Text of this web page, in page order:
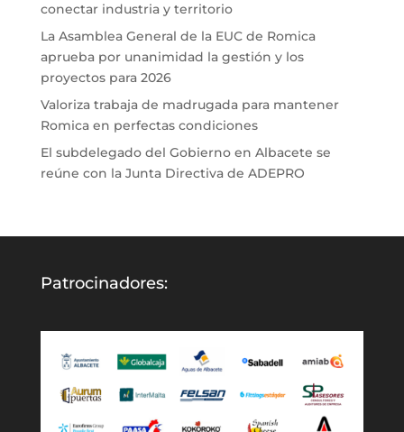
conectar industria y territorio
La Asamblea General de la EUC de Romica
aprueba por unanimidad la gestión y los
proyectos para 2026
Valoriza trabaja de madrugada para mantener
Romica en perfectas condiciones
El subdelegado del Gobierno en Albacete se
reúne con la Junta Directiva de ADEPRO
Patrocinadores: